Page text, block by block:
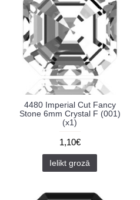
4480 Imperial Cut Fancy
Stone 6mm Crystal F (001)
(x1)
1,10€
Ielikt grozā